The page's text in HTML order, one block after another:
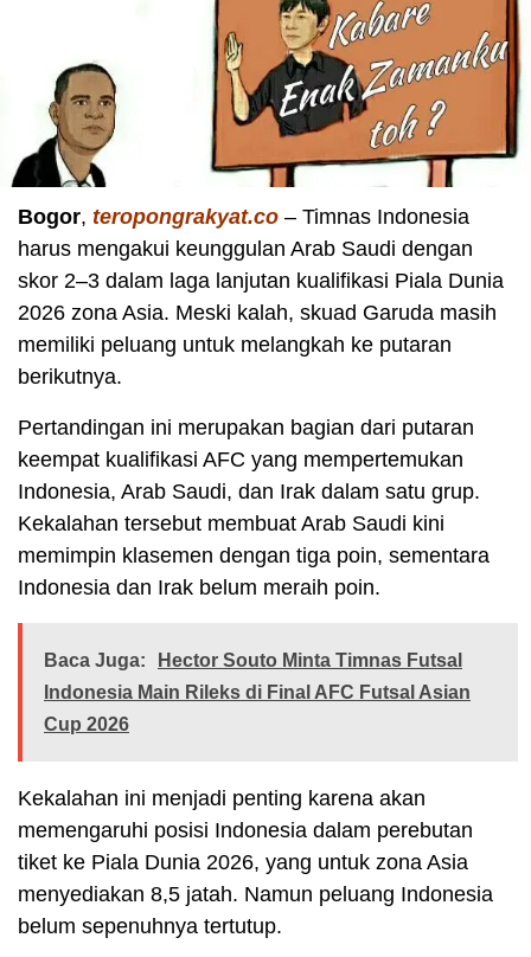
Bogor, teropongrakyat.co – Timnas Indonesia
harus mengakui keunggulan Arab Saudi dengan
skor 2–3 dalam laga lanjutan kualifikasi Piala Dunia
2026 zona Asia. Meski kalah, skuad Garuda masih
memiliki peluang untuk melangkah ke putaran
berikutnya.
Pertandingan ini merupakan bagian dari putaran
keempat kualifikasi AFC yang mempertemukan
Indonesia, Arab Saudi, dan Irak dalam satu grup.
Kekalahan tersebut membuat Arab Saudi kini
memimpin klasemen dengan tiga poin, sementara
Indonesia dan Irak belum meraih poin.
Baca Juga:
Hector Souto Minta Timnas Futsal
Indonesia Main Rileks di Final AFC Futsal Asian
Cup 2026
Kekalahan ini menjadi penting karena akan
memengaruhi posisi Indonesia dalam perebutan
tiket ke Piala Dunia 2026, yang untuk zona Asia
menyediakan 8,5 jatah. Namun peluang Indonesia
belum sepenuhnya tertutup.